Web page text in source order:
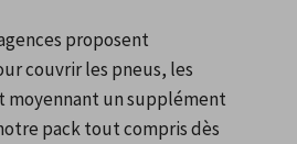
proposent
couvrir les pneus, les
moyennant un supplément
pack tout compris dès